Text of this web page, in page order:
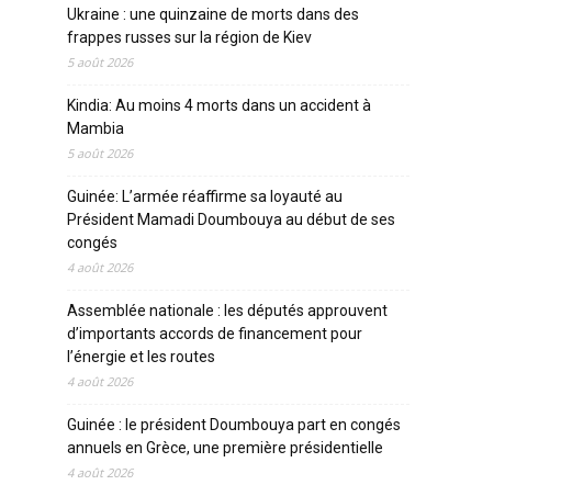
Ukraine : une quinzaine de morts dans des
frappes russes sur la région de Kiev
5 août 2026
Kindia: Au moins 4 morts dans un accident à
Mambia
5 août 2026
Guinée: L’armée réaffirme sa loyauté au
Président Mamadi Doumbouya au début de ses
congés
4 août 2026
Assemblée nationale : les députés approuvent
d’importants accords de financement pour
l’énergie et les routes
4 août 2026
Guinée : le président Doumbouya part en congés
annuels en Grèce, une première présidentielle
4 août 2026